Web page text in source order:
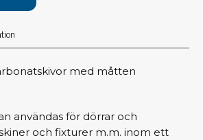
med måtten
användas för dörrar och
och fixturer m.m. inom ett